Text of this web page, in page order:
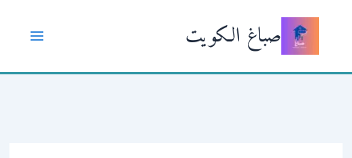
المحتوى
صباغ الكويت